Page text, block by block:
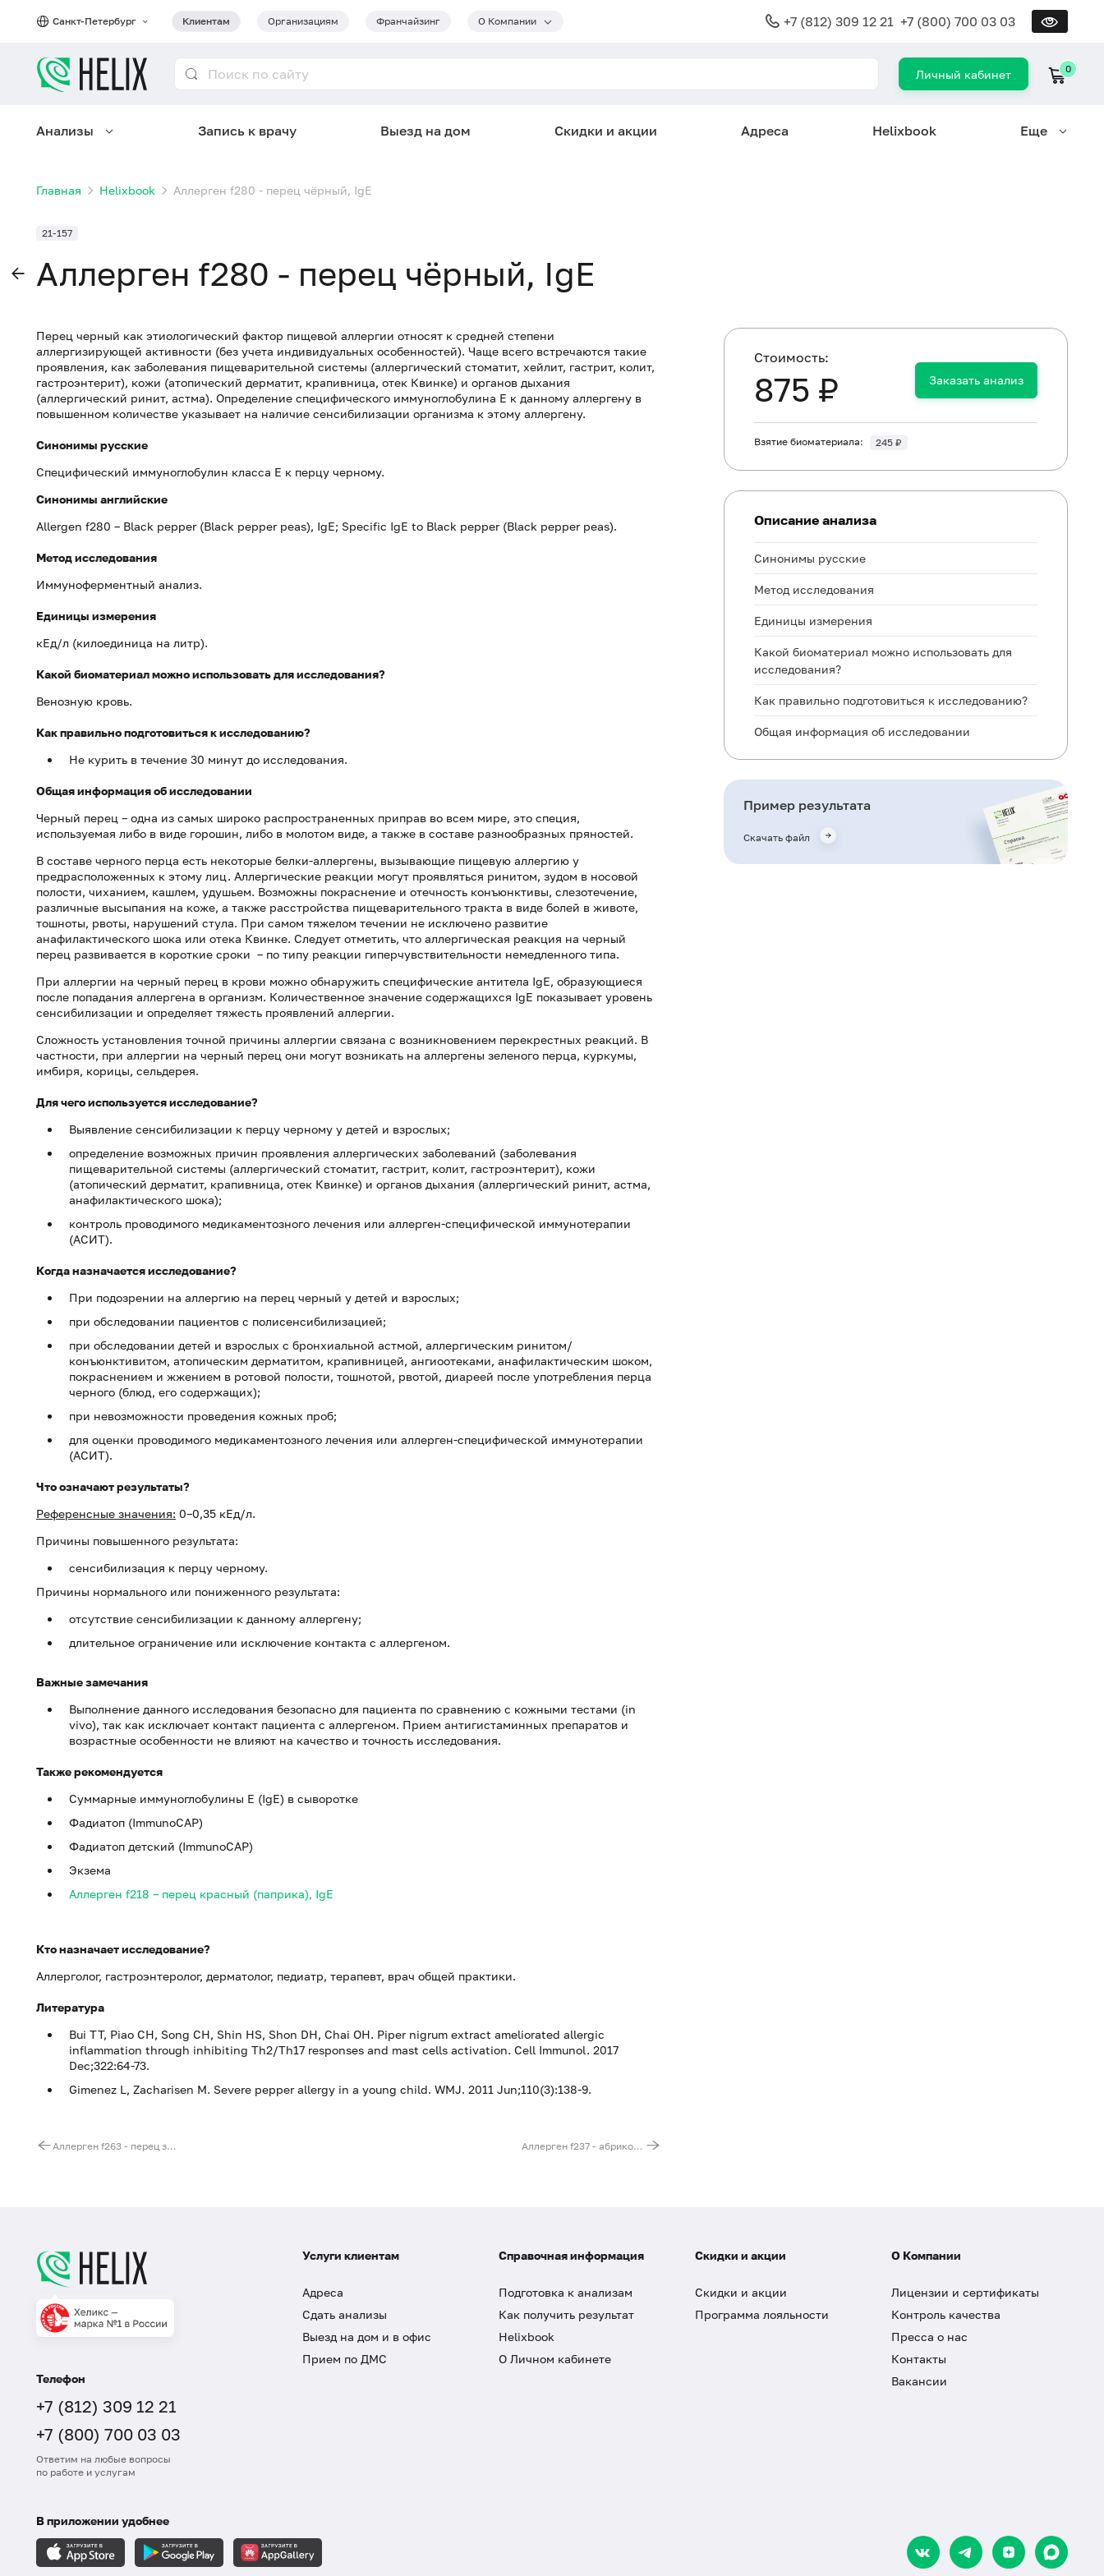
Санкт-Петербург Клиентам Организациям Франчайзинг О Компании +7 (812) 309 12 21 +7 (800) 700 03 03
Личный кабинет 0
Анализы Запись к врачу Выезд на дом Скидки и акции Адреса Helixbook Еще
Главная Helixbook Аллерген f280 - перец чёрный, IgE
21-157
Аллерген f280 - перец чёрный, IgE
Перец черный как этиологический фактор пищевой аллергии относят к средней степени
аллергизирующей активности (без учета индивидуальных особенностей). Чаще всего встречаются такие
проявления, как заболевания пищеварительной системы (аллергический стоматит, хейлит, гастрит, колит,
гастроэнтерит), кожи (атопический дерматит, крапивница, отек Квинке) и органов дыхания
(аллергический ринит, астма). Определение специфического иммуноглобулина Е к данному аллергену в
повышенном количестве указывает на наличие сенсибилизации организма к этому аллергену.
Синонимы русские
Специфический иммуноглобулин класса Е к перцу черному.
Синонимы английские
Allergen f280 – Black pepper (Black pepper peas), IgE; Specific IgE to Black pepper (Black pepper peas).
Метод исследования
Иммуноферментный анализ.
Единицы измерения
кЕд/л (килоединица на литр).
Какой биоматериал можно использовать для исследования?
Венозную кровь.
Как правильно подготовиться к исследованию?
Не курить в течение 30 минут до исследования.
Общая информация об исследовании
Черный перец – одна из самых широко распространенных приправ во всем мире, это специя,
используемая либо в виде горошин, либо в молотом виде, а также в составе разнообразных пряностей.
В составе черного перца есть некоторые белки-аллергены, вызывающие пищевую аллергию у
предрасположенных к этому лиц. Аллергические реакции могут проявляться ринитом, зудом в носовой
полости, чиханием, кашлем, удушьем. Возможны покраснение и отечность конъюнктивы, слезотечение,
различные высыпания на коже, а также расстройства пищеварительного тракта в виде болей в животе,
тошноты, рвоты, нарушений стула. При самом тяжелом течении не исключено развитие
анафилактического шока или отека Квинке. Следует отметить, что аллергическая реакция на черный
перец развивается в короткие сроки – по типу реакции гиперчувствительности немедленного типа.
При аллергии на черный перец в крови можно обнаружить специфические антитела IgE, образующиеся
после попадания аллергена в организм. Количественное значение содержащихся IgE показывает уровень
сенсибилизации и определяет тяжесть проявлений аллергии.
Сложность установления точной причины аллергии связана с возникновением перекрестных реакций. В
частности, при аллергии на черный перец они могут возникать на аллергены зеленого перца, куркумы,
имбиря, корицы, сельдерея.
Для чего используется исследование?
Выявление сенсибилизации к перцу черному у детей и взрослых;
определение возможных причин проявления аллергических заболеваний (заболевания
пищеварительной системы (аллергический стоматит, гастрит, колит, гастроэнтерит), кожи
(атопический дерматит, крапивница, отек Квинке) и органов дыхания (аллергический ринит, астма,
анафилактического шока);
контроль проводимого медикаментозного лечения или аллерген-специфической иммунотерапии
(АСИТ).
Когда назначается исследование?
При подозрении на аллергию на перец черный у детей и взрослых;
при обследовании пациентов с полисенсибилизацией;
при обследовании детей и взрослых с бронхиальной астмой, аллергическим ринитом/
конъюнктивитом, атопическим дерматитом, крапивницей, ангиоотеками, анафилактическим шоком,
покраснением и жжением в ротовой полости, тошнотой, рвотой, диареей после употребления перца
черного (блюд, его содержащих);
при невозможности проведения кожных проб;
для оценки проводимого медикаментозного лечения или аллерген-специфической иммунотерапии
(АСИТ).
Что означают результаты?
Референсные значения: 0–0,35 кЕд/л.
Причины повышенного результата:
сенсибилизация к перцу черному.
Причины нормального или пониженного результата:
отсутствие сенсибилизации к данному аллергену;
длительное ограничение или исключение контакта с аллергеном.
Важные замечания
Выполнение данного исследования безопасно для пациента по сравнению с кожными тестами (in
vivo), так как исключает контакт пациента с аллергеном. Прием антигистаминных препаратов и
возрастные особенности не влияют на качество и точность исследования.
Также рекомендуется
Суммарные иммуноглобулины E (IgE) в сыворотке
Фадиатоп (ImmunoCAP)
Фадиатоп детский (ImmunoCAP)
Экзема
Аллерген f218 – перец красный (паприка), IgE
Кто назначает исследование?
Аллерголог, гастроэнтеролог, дерматолог, педиатр, терапевт, врач общей практики.
Литература
Bui TT, Piao CH, Song CH, Shin HS, Shon DH, Chai OH. Piper nigrum extract ameliorated allergic
inflammation through inhibiting Th2/Th17 responses and mast cells activation. Cell Immunol. 2017
Dec;322:64-73.
Gimenez L, Zacharisen M. Severe pepper allergy in a young child. WMJ. 2011 Jun;110(3):138-9.
Аллерген f263 - перец зеленый, IgE Аллерген f237 - абрикос, IgE
Cтоимость:
875 ₽ Заказать анализ
Взятие биоматериала: 245 ₽
Описание анализа
Синонимы русские
Метод исследования
Единицы измерения
Какой биоматериал можно использовать для
исследования?
Как правильно подготовиться к исследованию?
Общая информация об исследовании
Для чего используется исследование?
Пример результата
Скачать файл
Телефон
+7 (812) 309 12 21
+7 (800) 700 03 03
Ответим на любые вопросы
по работе и услугам
Услуги клиентам
Адреса
Сдать анализы
Выезд на дом и в офис
Прием по ДМС
Справочная информация
Подготовка к анализам
Как получить результат
Helixbook
О Личном кабинете
Скидки и акции
Скидки и акции
Программа лояльности
О Компании
Лицензии и сертификаты
Контроль качества
Пресса о нас
Контакты
Вакансии
В приложении удобнее